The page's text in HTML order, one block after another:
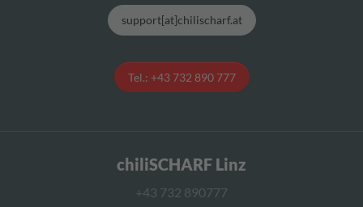
support[at]chilischarf.at
Tel.: +43 732 890 777
chiliSCHARF Linz
+43 732 890777